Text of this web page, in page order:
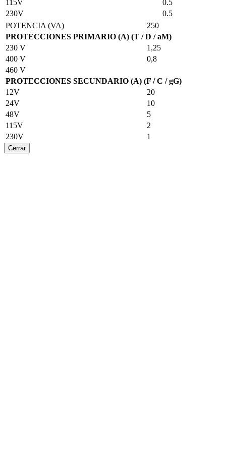
115V
0.5
230V
0.5
POTENCIA (VA)
250
PROTECCIONES PRIMARIO (A) (T / D / aM)
230 V
1,25
400 V
0,8
460 V
PROTECCIONES SECUNDARIO (A) (F / C / gG)
12V
20
24V
10
48V
5
115V
2
230V
1
Cerrar